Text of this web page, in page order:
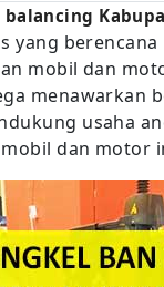
yang
mobil dan
menawarkan
usaha
mobil dan motor